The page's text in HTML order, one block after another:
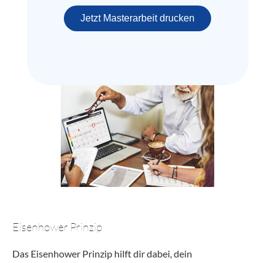
Jetzt Masterarbeit drucken
Eisenhower Prinzip
Das Eisenhower Prinzip hilft dir dabei, dein